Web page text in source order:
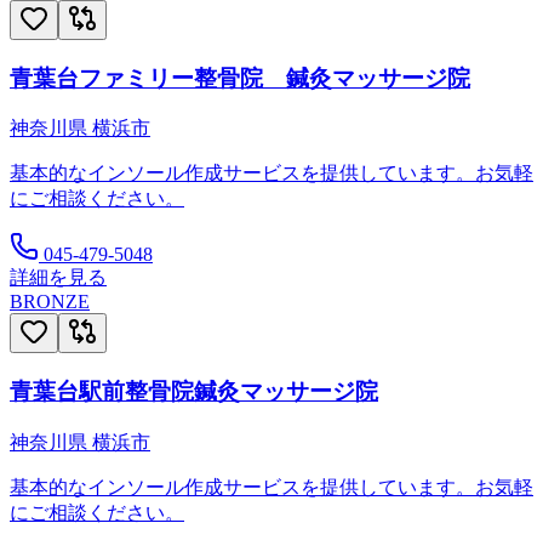
青葉台ファミリー整骨院 鍼灸マッサージ院
神奈川県 横浜市
基本的なインソール作成サービスを提供しています。お気軽
にご相談ください。
045-479-5048
詳細を見る
BRONZE
青葉台駅前整骨院鍼灸マッサージ院
神奈川県 横浜市
基本的なインソール作成サービスを提供しています。お気軽
にご相談ください。